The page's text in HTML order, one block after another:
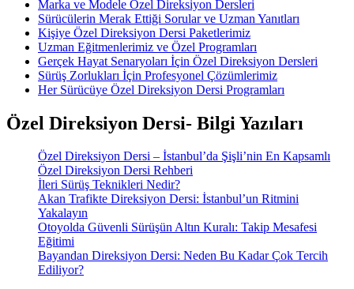
Marka ve Modele Özel Direksiyon Dersleri
Sürücülerin Merak Ettiği Sorular ve Uzman Yanıtları
Kişiye Özel Direksiyon Dersi Paketlerimiz
Uzman Eğitmenlerimiz ve Özel Programları
Gerçek Hayat Senaryoları İçin Özel Direksiyon Dersleri
Sürüş Zorlukları İçin Profesyonel Çözümlerimiz
Her Sürücüye Özel Direksiyon Dersi Programları
Özel Direksiyon Dersi- Bilgi Yazıları
Özel Direksiyon Dersi – İstanbul’da Şişli’nin En Kapsamlı
Özel Direksiyon Dersi Rehberi
İleri Sürüş Teknikleri Nedir?
Akan Trafikte Direksiyon Dersi: İstanbul’un Ritmini
Yakalayın
Otoyolda Güvenli Sürüşün Altın Kuralı: Takip Mesafesi
Eğitimi
Bayandan Direksiyon Dersi: Neden Bu Kadar Çok Tercih
Ediliyor?